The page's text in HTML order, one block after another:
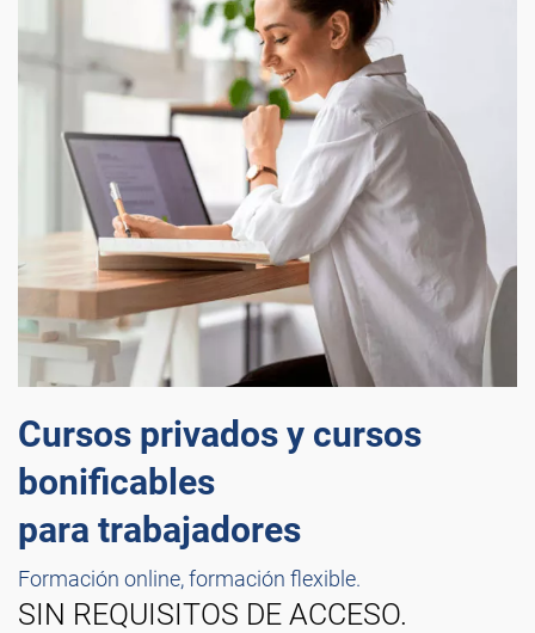
Cursos privados y cursos
bonificables
para trabajadores
Formación online, formación flexible.
SIN REQUISITOS DE ACCESO.